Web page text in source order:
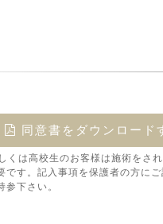
同意書をダウンロード
くは高校生のお客様は施術をさ
です。記入事項を保護者の方に
参下さい。